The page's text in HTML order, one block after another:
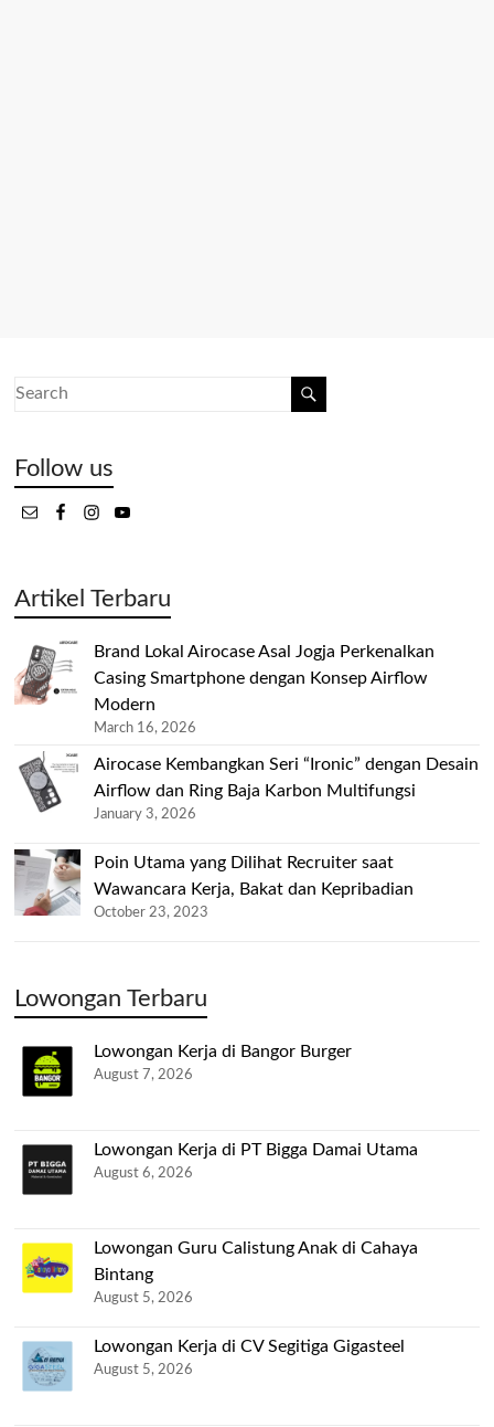
Follow us
Artikel Terbaru
Brand Lokal Airocase Asal Jogja Perkenalkan
Casing Smartphone dengan Konsep Airflow
Modern
March 16, 2026
Airocase Kembangkan Seri “Ironic” dengan Desain
Airflow dan Ring Baja Karbon Multifungsi
January 3, 2026
Poin Utama yang Dilihat Recruiter saat
Wawancara Kerja, Bakat dan Kepribadian
October 23, 2023
Lowongan Terbaru
Lowongan Kerja di Bangor Burger
August 7, 2026
Lowongan Kerja di PT Bigga Damai Utama
August 6, 2026
Lowongan Guru Calistung Anak di Cahaya
Bintang
August 5, 2026
Lowongan Kerja di CV Segitiga Gigasteel
August 5, 2026